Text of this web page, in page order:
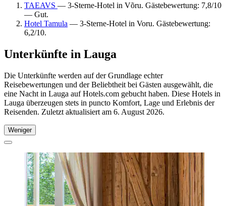
TAEAVS — 3-Sterne-Hotel in Võru. Gästebewertung: 7,8/10
— Gut.
Hotel Tamula — 3-Sterne-Hotel in Voru. Gästebewertung:
6,2/10.
Unterkünfte in Lauga
Die Unterkünfte werden auf der Grundlage echter
Reisebewertungen und der Beliebtheit bei Gästen ausgewählt, die
eine Nacht in Lauga auf Hotels.com gebucht haben. Diese Hotels in
Lauga überzeugen stets in puncto Komfort, Lage und Erlebnis der
Reisenden. Zuletzt aktualisiert am 6. August 2026.
Weniger